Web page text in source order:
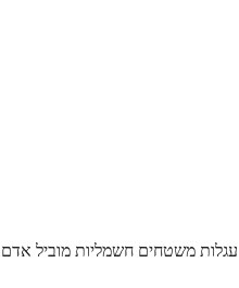
עגלות משטחים חשמליות מוביל אדם R100 2